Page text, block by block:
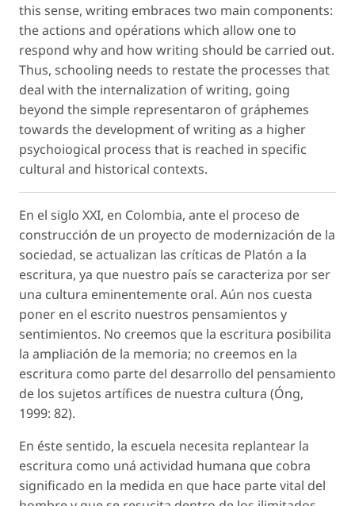
this sense, writing embraces two main components:
the actions and opérations which allow one to
respond why and how writing should be carried out.
Thus, schooling needs to restate the processes that
deal with the internalization of writing, going
beyond the simple representaron of gráphemes
towards the development of writing as a higher
psychoiogical process that is reached in specific
cultural and historical contexts.
En el siglo XXI, en Colombia, ante el proceso de
construcción de un proyecto de modernización de la
sociedad, se actualizan las críticas de Platón a la
escritura, ya que nuestro país se caracteriza por ser
una cultura eminentemente oral. Aún nos cuesta
poner en el escrito nuestros pensamientos y
sentimientos. No creemos que la escritura posibilita
la ampliación de la memoria; no creemos en la
escritura como parte del desarrollo del pensamiento
de los sujetos artífices de nuestra cultura (Óng,
1999: 82).
En éste sentido, la escuela necesita replantear la
escritura como uná actividad humana que cobra
significado en la medida en que hace parte vital del